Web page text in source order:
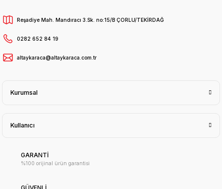
Reşadiye Mah. Mandıracı 3.Sk. no:15/B ÇORLU/TEKİRDAĞ
0282 652 84 19
altaykaraca@altaykaraca.com.tr
Kurumsal
Kullanıcı
GARANTİ
%100 orijinal ürün garantisi